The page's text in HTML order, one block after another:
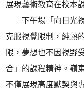
展現藝術教育在校本
下午場「向日光視
克服視覺限制，純熟
限，夢想也不因視野
合」的課程精神。嶺
不僅展現高度默契與